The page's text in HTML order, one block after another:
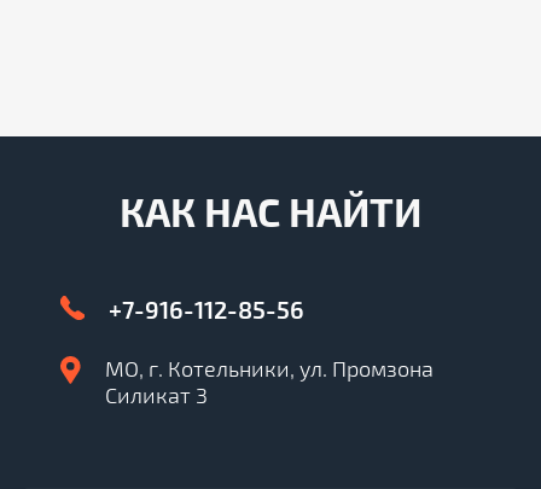
КАК НАС НАЙТИ
+7-916-112-85-56
МО, г. Котельники, ул. Промзона
Силикат 3